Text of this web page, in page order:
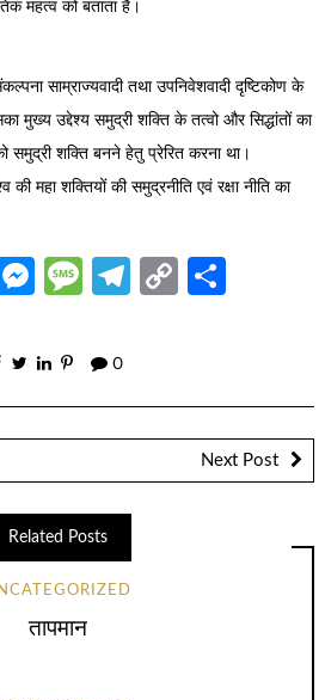
महत्व को बताता है।
साम्राज्यवादी तथा उपनिवेशवादी दृष्टिकोण के
मुख्य उद्देश्य समुद्री शक्ति के तत्वो और सिद्धांतों का
समुद्री शक्ति बनने हेतु प्रेरित करना था।
की महा शक्तियों की समुद्रनीति एवं रक्षा नीति का
Twitter
Messenger
Message
Telegram
Copy
0
Next Post
Related Posts
तापमान